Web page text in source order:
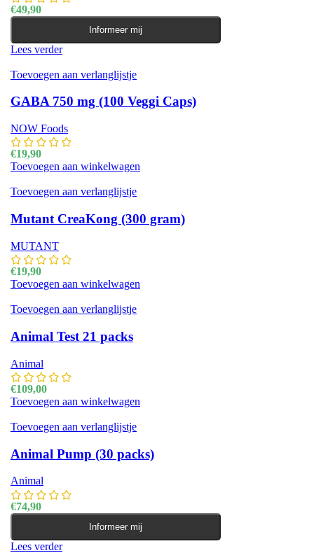
€49,90
Informeer mij
Lees verder
Toevoegen aan verlanglijstje
GABA 750 mg (100 Veggi Caps)
NOW Foods
€19,90
Toevoegen aan winkelwagen
Toevoegen aan verlanglijstje
Mutant CreaKong (300 gram)
MUTANT
€19,90
Toevoegen aan winkelwagen
Toevoegen aan verlanglijstje
Animal Test 21 packs
Animal
€109,00
Toevoegen aan winkelwagen
Toevoegen aan verlanglijstje
Animal Pump (30 packs)
Animal
€74,90
Informeer mij
Lees verder